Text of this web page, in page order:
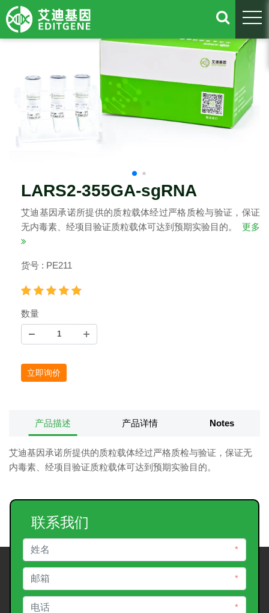
LARS2-355GA-sgRNA
艾迪基因承诺所提供的质粒载体经过严格质检与验证，保证
无内毒素、经项目验证质粒载体可达到预期实验目的。
更多
货号 : PE211
数量
立即询价
产品描述 产品详情 Notes
艾迪基因承诺所提供的质粒载体经过严格质检与验证，保证无
内毒素、经项目验证质粒载体可达到预期实验目的。
联系我们
*
*
*